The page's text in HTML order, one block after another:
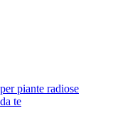
piante radiose
te